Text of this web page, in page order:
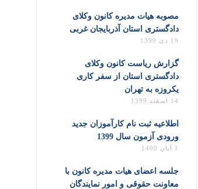
مصوبه هیات مدیره کانون وکلای
دادگستری استان آذربایجان غربی
19 دی 1399
گزارش ریاست کانون وکلای
دادگستری استان از سفر کاری
یکروزه به تهران
14 اسفند 1399
اطلاعیه ثبت نام کارآموزان جدید
ورودی آزمون سال 1399
1 آبان 1400
جلسه اعضای هیات مدیره کانون با
معاونت حقوقی و امور نمایندگان